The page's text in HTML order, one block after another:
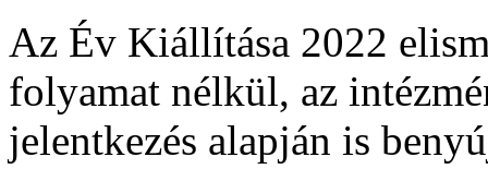
Az Év Kiállítása 2022
folyamat nélkül, az
jelentkezés alapján is